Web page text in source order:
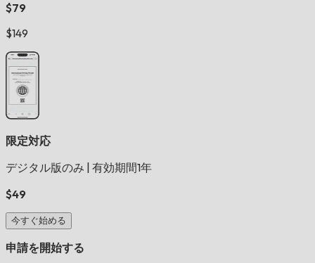
$79
$149
限定対応
デジタル版のみ 有効期間1年
$49
今すぐ始める
申請を開始する